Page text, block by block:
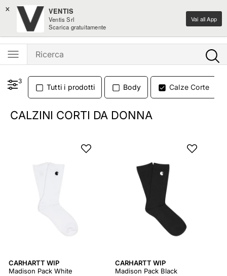
× VENTIS
Ventis Srl
Scarica gratuitamente
Vai all App
Iscriviti alla newsletter: -15% di sconto sul primo ordine
Ventis - L'e-shopping parla italiano
3
Tutti i prodotti Body Calze Corte
CALZINI CORTI DA DONNA
CARHARTT WIP
Madison Pack White
CARHARTT WIP
Madison Pack Black